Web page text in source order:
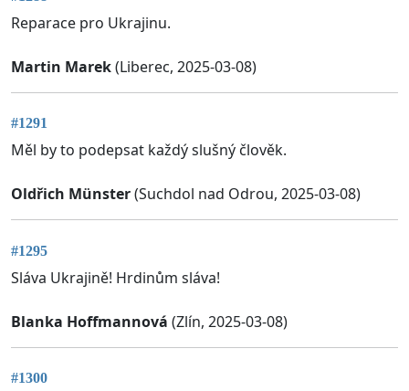
Reparace pro Ukrajinu.
Martin Marek(Liberec, 2025-03-08)
#1291
Měl by to podepsat každý slušný člověk.
Oldřich Münster(Suchdol nad Odrou, 2025-03-08)
#1295
Sláva Ukrajině! Hrdinům sláva!
Blanka Hoffmannová (Zlín, 2025-03-08)
#1300